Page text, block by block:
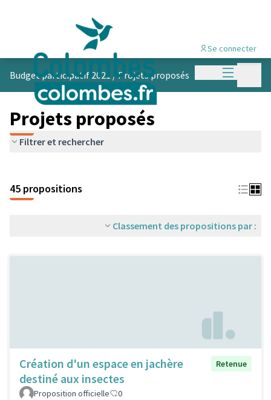
Menu
Se connecter
Budget participatif 2021 /Projets proposés
Projets proposés
Filtrer et rechercher
45 propositions
Classement des propositions par :
Création d'un espace en jachère
destiné aux insectes
Retenue
Proposition officielle 0